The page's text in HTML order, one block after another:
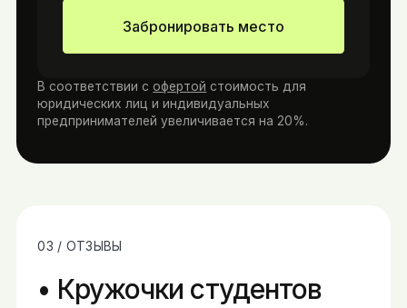
Забронировать место
В соответствии с офертой стоимость для
юридических лиц и индивидуальных
предпринимателей увеличивается на 20%.
03 / ОТЗЫВЫ
Кружочки студентов